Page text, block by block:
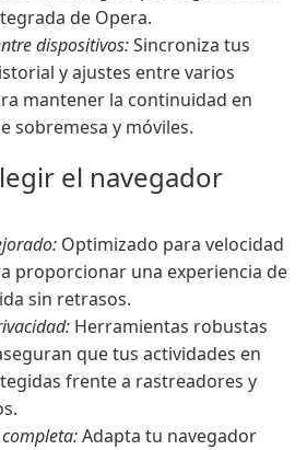
de Opera.
dispositivos:Sincroniza tus
y ajustes entre varios
mantener la continuidad en
sobremesa y móviles.
el navegador
Optimizado para velocidad
proporcionar una experiencia de
sin retrasos.
Herramientas robustas
que tus actividades en
frente a rastreadores y
Adapta tu navegador